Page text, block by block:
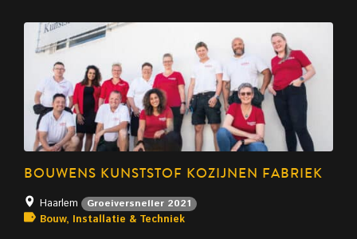
BOUWENS KUNSTSTOF KOZIJNEN FABRIEK
Haarlem Groeiversneller 2021
Bouw, Installatie & Techniek